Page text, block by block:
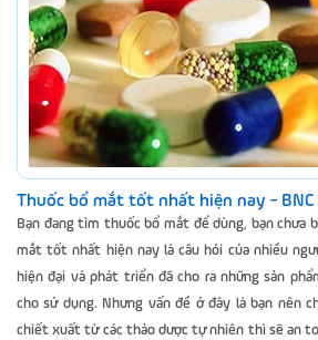
Thuốc bổ mắt tốt nhất hiện nay - BNC
Bạn đang tìm thuốc bổ mắt để dùng, bạn chưa
mắt tốt nhất hiện nay là câu hỏi của nhiều
hiện đại và phát triển đã cho ra những sản
cho sử dụng. Nhưng vấn đề ở đây là bạn nên
chiết xuất từ các thảo dược tự nhiên thì sẽ an